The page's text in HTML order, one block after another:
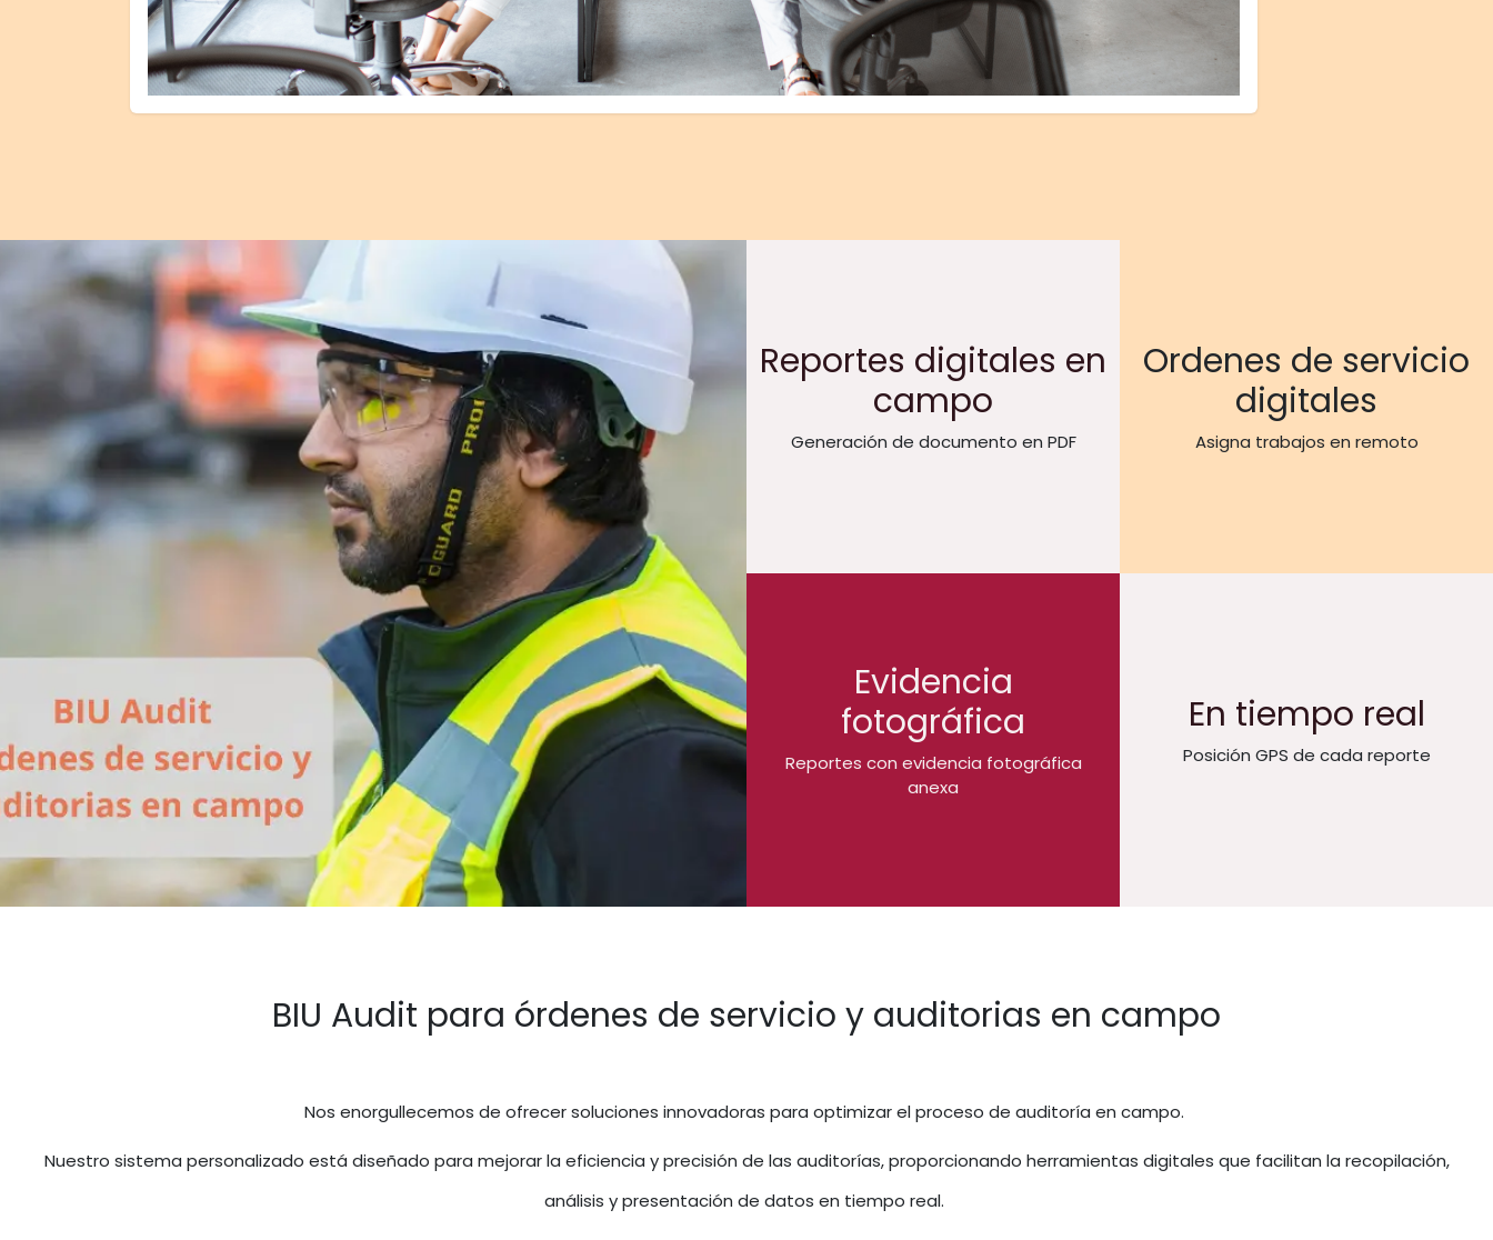
Reportes digitales en
campo
Generación de documento en PDF
Ordenes de servicio
digitales
Asigna trabajos en remoto
Evidencia
fotográfica
Reportes con evidencia fotográfica
anexa
En tiempo real
Posición GPS de cada reporte
BIU Audit para órdenes de servicio y auditorias en campo
​Nos enorgullecemos de ofrecer soluciones innovadoras para optimizar el proceso de auditoría en campo.
Nuestro sistema personalizado está diseñado para mejorar la eficiencia y precisión de las auditorías, proporcionando herramientas digitales que facilitan la recopilación,
análisis y presentación de datos en tiempo real.